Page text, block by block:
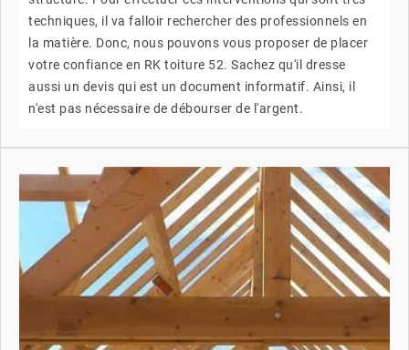
techniques, il va falloir rechercher des professionnels en
la matière. Donc, nous pouvons vous proposer de placer
votre confiance en RK toiture 52. Sachez qu'il dresse
aussi un devis qui est un document informatif. Ainsi, il
n'est pas nécessaire de débourser de l'argent.